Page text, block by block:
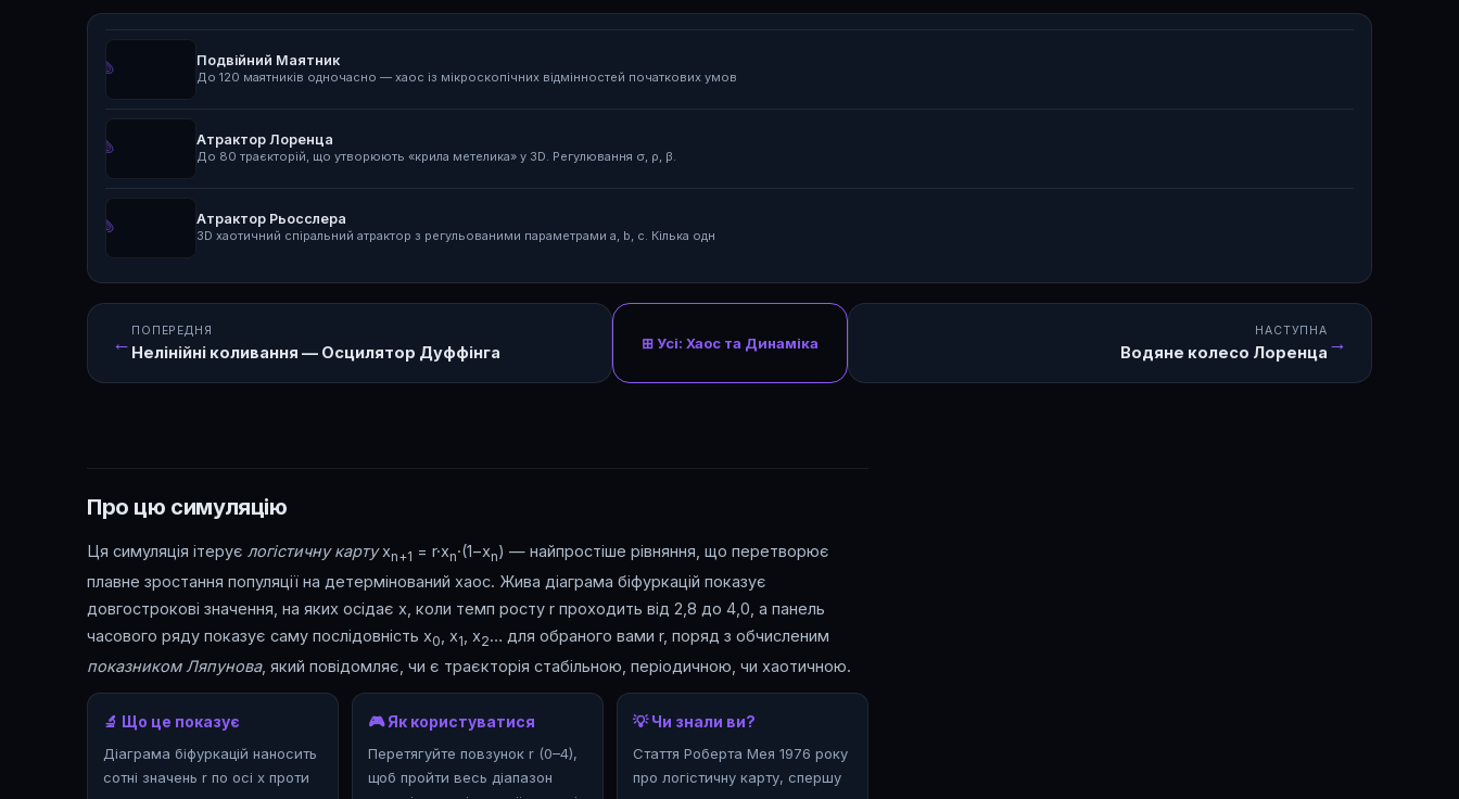
Подвійний Маятник
До 120 маятників одночасно — хаос із мікроскопічних відмінностей початкових умов
Атрактор Лоренца
До 80 траєкторій, що утворюють «крила метелика» у 3D. Регулювання σ, ρ, β.
Атрактор Рьосслера
3D хаотичний спіральний атрактор з регульованими параметрами a, b, c. Кілька одн
←
ПОПЕРЕДНЯ
Нелінійні коливання — Осцилятор Дуффінга ⊞ Усі: Хаос та Динаміка
НАСТУПНА
Водяне колесо Лоренца →
Про цю симуляцію
Ця симуляція ітерує логістичну картуxn+1 = r·xn·(1−xn) — найпростіше рівняння, що перетворює
плавне зростання популяції на детермінований хаос. Жива діаграма біфуркацій показує
довгострокові значення, на яких осідає x, коли темп росту r проходить від 2,8 до 4,0, а панель
часового ряду показує саму послідовність x0 , x1 , x2… для обраного вами r, поряд з обчисленим
показником Ляпунова, який повідомляє, чи є траєкторія стабільною, періодичною, чи хаотичною.
🔬 Що це показує
Діаграма біфуркацій наносить
сотні значень r по осі x проти
🎮 Як користуватися
Перетягуйте повзунок r (0–4),
щоб пройти весь діапазон
💡 Чи знали ви?
Стаття Роберта Мея 1976 року
про логістичну карту, спершу